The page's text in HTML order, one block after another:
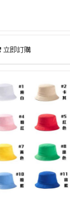
立即訂購